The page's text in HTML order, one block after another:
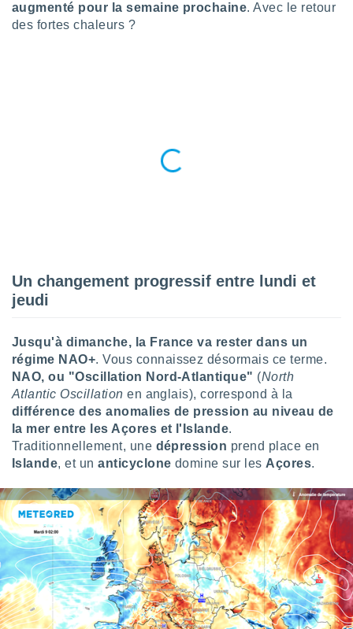
au
vous
la
du
de
votre
en
le
des
au
de
web.
augmenté pour la semaine prochaine. Avec le retour
des fortes chaleurs ?
Un changement progressif entre lundi et
jeudi
Jusqu'à dimanche, la France va rester dans un
régime NAO+. Vous connaissez désormais ce terme.
NAO, ou "Oscillation Nord-Atlantique" (North
Atlantic Oscillation en anglais), correspond à la
différence des anomalies de pression au niveau de
la mer entre les Açores et l'Islande.
Traditionnellement, une dépression prend place en
Islande, et unanticyclone domine sur les Açores.